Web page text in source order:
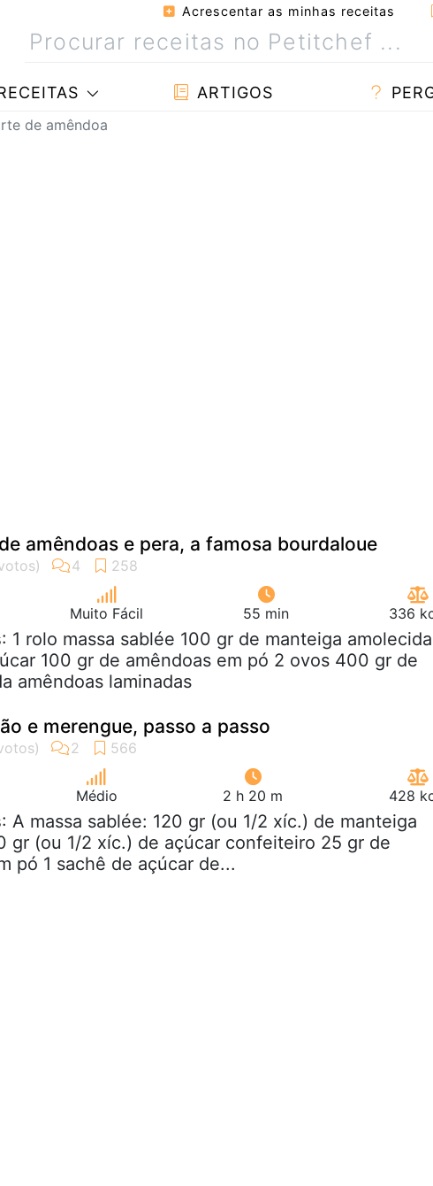
Acrescentar as minhas receitas
ARTIGOS
de amêndoa
amêndoas e pera, a famosa bourdaloue
Muito Fácil 55 min 336
: 1 rolo massa sablée 100 gr de manteiga amolecida
100 gr de amêndoas em pó 2 ovos 400 gr de
amêndoas laminadas
e merengue, passo a passo
Médio 2 h 20 m 428
: A massa sablée: 120 gr (ou 1/2 xíc.) de manteiga
gr (ou 1/2 xíc.) de açúcar confeiteiro 25 gr de
pó 1 sachê de açúcar de...